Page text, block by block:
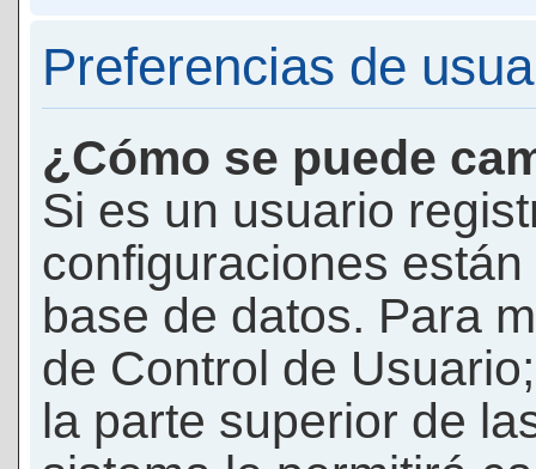
Preferencias de
¿Cómo se puede
Si es un usuario
configuraciones
base de datos. Para
de Control de
la parte superior de